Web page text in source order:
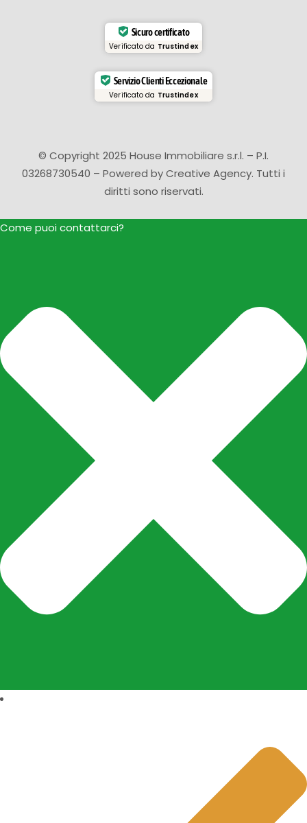
Sicuro certificato
Verificato da Trustindex
Servizio Clienti Eccezionale
Verificato da Trustindex
© Copyright 2025 House Immobiliare s.r.l. – P.I.
03268730540 – Powered byCreative Agency. Tutti i
diritti sono riservati.
Come puoi contattarci?